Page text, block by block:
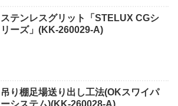
ステンレスグリット「STELUX CGシ
リーズ」(KK-260029-A)
吊り棚足場送り出し工法(OKスワイパ
ーシステム)(KK-260028-A)